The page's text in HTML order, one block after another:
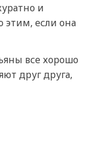
и
этим, если она
все хорошо
друг друга,